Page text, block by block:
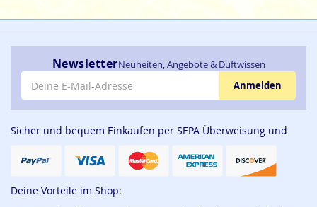
NewsletterNeuheiten, Angebote & Duftwissen
E-Mail-Adresse
Anmelden
Sicher und bequem Einkaufen per SEPA Überweisung und
Deine Vorteile im Shop: